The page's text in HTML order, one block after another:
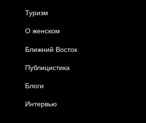
Туризм
О женском
Ближний Восток
Публицистика
Блоги
Интервью